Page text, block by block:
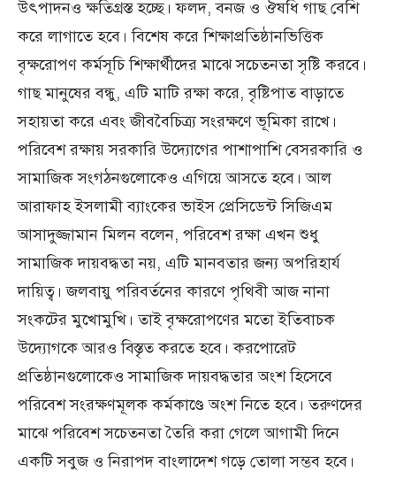
উৎপাদনও ক্ষতিগ্রস্ত হচ্ছে। ফলদ, বনজ ও ঔষধি গাছ বেশি
করে লাগাতে হবে। বিশেষ করে শিক্ষাপ্রতিষ্ঠানভিত্তিক
বৃক্ষরোপণ কর্মসূচি শিক্ষার্থীদের মাঝে সচেতনতা সৃষ্টি করবে।
গাছ মানুষের বন্ধু, এটি মাটি রক্ষা করে, বৃষ্টিপাত বাড়াতে
সহায়তা করে এবং জীববৈচিত্র্য সংরক্ষণে ভূমিকা রাখে।
পরিবেশ রক্ষায় সরকারি উদ্যোগের পাশাপাশি বেসরকারি ও
সামাজিক সংগঠনগুলোকেও এগিয়ে আসতে হবে। আল
আরাফাহ ইসলামী ব্যাংকের ভাইস প্রেসিডেন্ট সিজিএম
আসাদুজ্জামান মিলন বলেন, পরিবেশ রক্ষা এখন শুধু
সামাজিক দায়বদ্ধতা নয়, এটি মানবতার জন্য অপরিহার্য
দায়িত্ব। জলবায়ু পরিবর্তনের কারণে পৃথিবী আজ নানা
সংকটের মুখোমুখি। তাই বৃক্ষরোপণের মতো ইতিবাচক
উদ্যোগকে আরও বিস্তৃত করতে হবে। করপোরেট
প্রতিষ্ঠানগুলোকেও সামাজিক দায়বদ্ধতার অংশ হিসেবে
পরিবেশ সংরক্ষণমূলক কর্মকাণ্ডে অংশ নিতে হবে। তরুণদের
মাঝে পরিবেশ সচেতনতা তৈরি করা গেলে আগামী দিনে
একটি সবুজ ও নিরাপদ বাংলাদেশ গড়ে তোলা সম্ভব হবে।